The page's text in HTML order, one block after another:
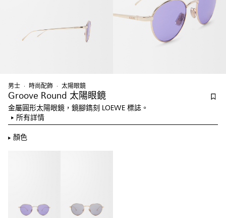
男士 時尚配飾 太陽眼鏡
Groove Round 太陽眼鏡
金屬圓形太陽眼鏡，鏡腳鐫刻 LOEWE 標誌。
所有詳情
顏色